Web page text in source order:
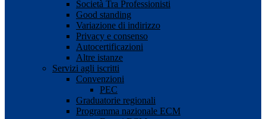
Società Tra Professionisti
Good standing
Variazione di indirizzo
Privacy e consenso
Autocertificazioni
Altre istanze
Servizi agli iscritti
Convenzioni
PEC
Graduatorie regionali
Programma nazionale ECM